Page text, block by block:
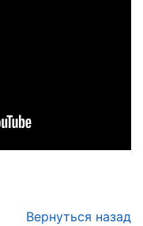
Вернуться назад